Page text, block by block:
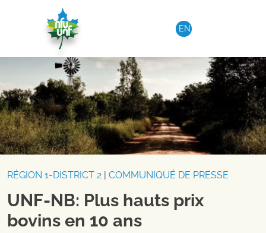
Aller au contenu
EN
RÉGION 1-DISTRICT 2 COMMUNIQUÉ DE PRESSE
UNF-NB: Plus hauts prix
bovins en 10 ans